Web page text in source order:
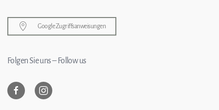
Google Zugriffsanweisungen
Folgen Sie uns – Follow us